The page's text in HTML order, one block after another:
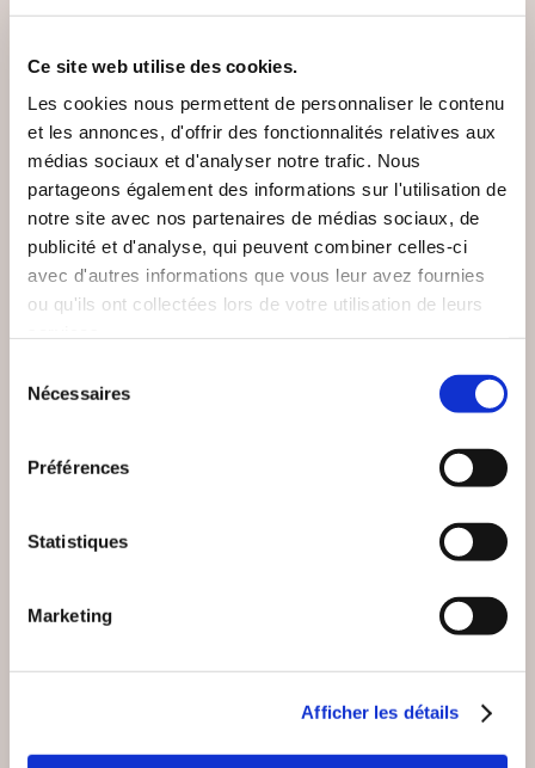
Ce site web utilise des cookies.
Les cookies nous permettent de personnaliser le contenu
et les annonces, d'offrir des fonctionnalités relatives aux
médias sociaux et d'analyser notre trafic. Nous
partageons également des informations sur l'utilisation de
notre site avec nos partenaires de médias sociaux, de
publicité et d'analyse, qui peuvent combiner celles-ci
avec d'autres informations que vous leur avez fournies
ou qu'ils ont collectées lors de votre utilisation de leurs
Nécessaires
Préférences
Statistiques
Marketing
Afficher les détails
Jérôme Zenastral DESPAROIR Célina
PERFORMANCE ET
LÂCHER-PRISE